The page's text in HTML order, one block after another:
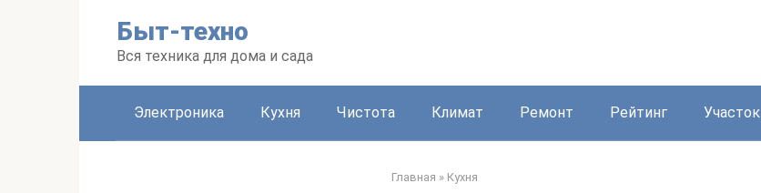
Быт-техно
Вся техника для дома и сада
Электроника Кухня Чистота Климат Ремонт Рейтинг Участок
Главная » Кухня